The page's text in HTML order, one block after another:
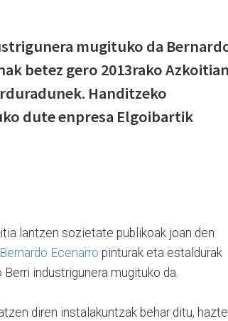
mugituko da
betez gero 2013rako Azkoitian
Handitzeko
dute enpresa Elgoibartik
lantzen sozietate publikoak joan den
Bernardo Ecenarro pinturak eta estaldurak
industrigunera mugituko da.
diren instalakuntzak behar ditu,